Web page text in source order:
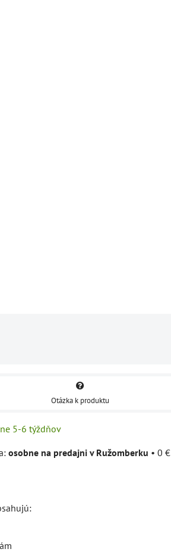
Otázka k produktu
5-6 týždňov
osobne na predajni v Ružomberku • 0 €